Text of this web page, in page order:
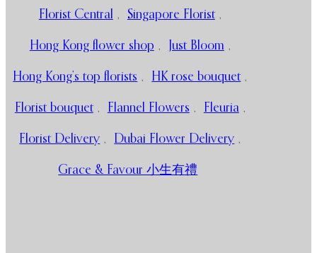
Florist Central , Singapore Florist ,
Hong Kong flower shop , Just Bloom ,
Hong Kong’s top florists , HK rose bouquet ,
Florist bouquet , Flannel Flowers , Fleuria ,
Florist Delivery , Dubai Flower Delivery ,
Grace & Favour 小生有禮